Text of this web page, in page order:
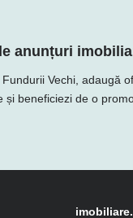
anunțuri
Vechi, adaugă
beneficiezi de o